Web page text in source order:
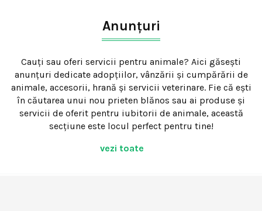
Anunțuri
Cauți sau oferi servicii pentru animale? Aici găsești
anunțuri dedicate adopțiilor, vânzării și cumpărării de
animale, accesorii, hrană și servicii veterinare. Fie că ești
în căutarea unui nou prieten blănos sau ai produse și
servicii de oferit pentru iubitorii de animale, această
secțiune este locul perfect pentru tine!
vezi toate